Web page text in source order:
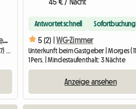
Zimmer 2 mit Charme eingerichtet, 15 Minuten von Freiburg entfernt
Unterkunft beim Gastgeber | Gibloux (1727) | 100 M2
Antwortet schnell Sofortbuchung
5 (2) | WG-Zimmer
1 Pers. | Mindestaufenthalt: 3 Nächte
Anzeige ansehen